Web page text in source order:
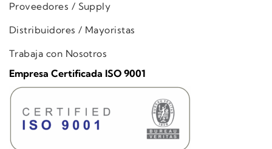
Proveedores / Supply
Distribuidores / Mayoristas
Trabaja con Nosotros
Empresa Certificada ISO 9001